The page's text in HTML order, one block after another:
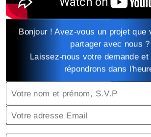
Bonjour ! Avez-vous un projet que
partager avec nous ?
Laissez-nous votre demande
répondrons dans